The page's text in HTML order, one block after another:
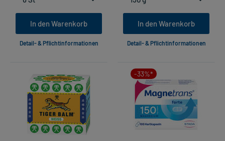
In den Warenkorb
Detail- & Pflichtinformationen
In den Warenkorb
Detail- & Pflichtinformationen
-33%*